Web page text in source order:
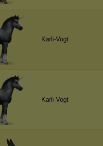
Karli-Vogt
Karli-Vogt